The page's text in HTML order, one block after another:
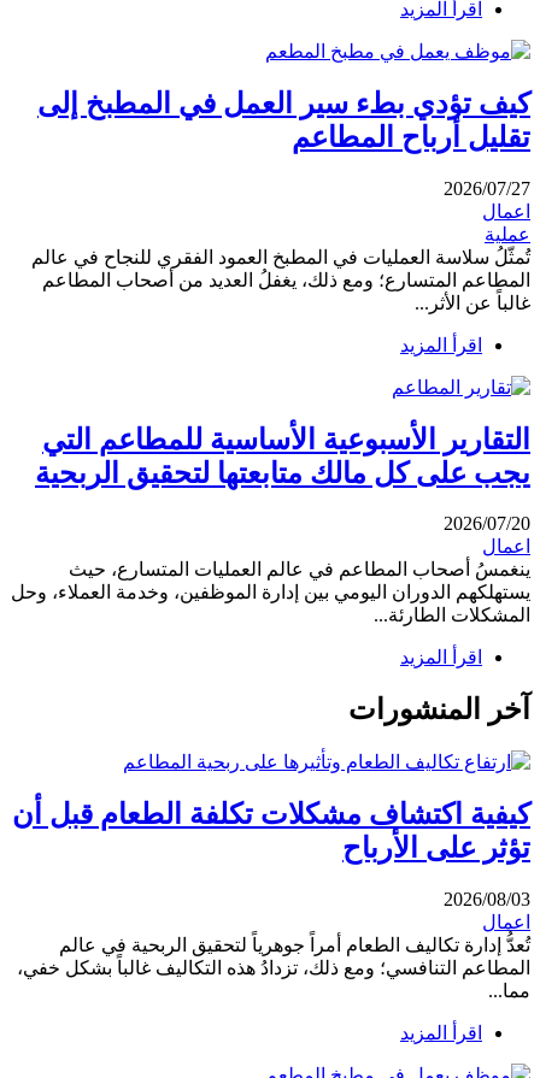
اقرأ المزيد
كيف تؤدي بطء سير العمل في المطبخ إلى
تقليل أرباح المطاعم
2026/07/27
اعمال
عملية
تُمثّلُ سلاسة العمليات في المطبخ العمود الفقري للنجاح في عالم
المطاعم المتسارع؛ ومع ذلك، يغفلُ العديد من أصحاب المطاعم
غالباً عن الأثر...
اقرأ المزيد
التقارير الأسبوعية الأساسية للمطاعم التي
يجب على كل مالك متابعتها لتحقيق الربحية
2026/07/20
اعمال
ينغمسُ أصحاب المطاعم في عالم العمليات المتسارع، حيث
يستهلكهم الدوران اليومي بين إدارة الموظفين، وخدمة العملاء، وحل
المشكلات الطارئة...
اقرأ المزيد
آخر المنشورات
كيفية اكتشاف مشكلات تكلفة الطعام قبل أن
تؤثر على الأرباح
2026/08/03
اعمال
تُعدُّ إدارة تكاليف الطعام أمراً جوهرياً لتحقيق الربحية في عالم
المطاعم التنافسي؛ ومع ذلك، تزدادُ هذه التكاليف غالباً بشكل خفي،
مما...
اقرأ المزيد